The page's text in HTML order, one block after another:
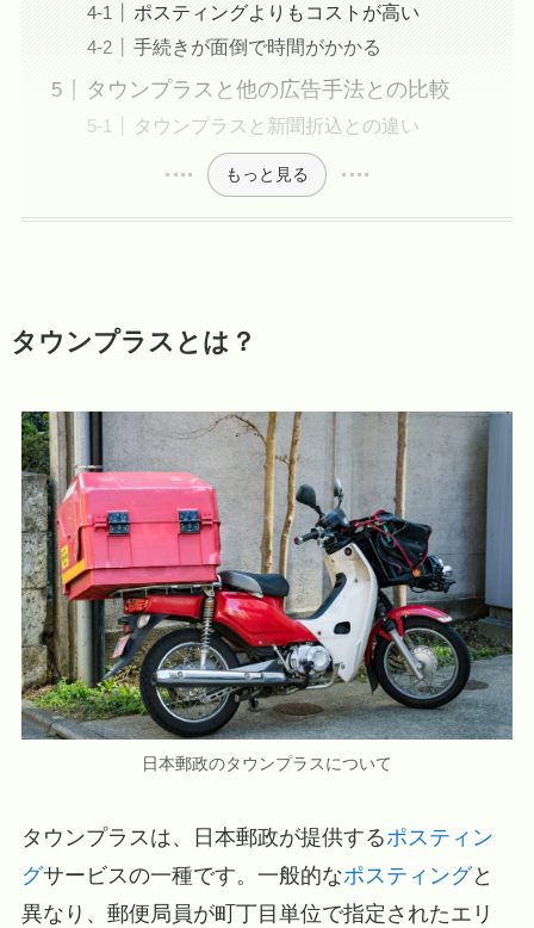
ポスティングよりもコストが高い
手続きが面倒で時間がかかる
タウンプラスと他の広告手法との比較
タウンプラスと新聞折込との違い
もっと見る
タウンプラスとは？
日本郵政のタウンプラスについて
タウンプラスは、日本郵政が提供するポスティン
グサービスの一種です。一般的なポスティングと
異なり、郵便局員が町丁目単位で指定されたエリ